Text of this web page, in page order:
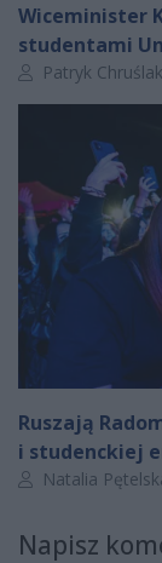
Wiceminister
studentami
Autor artykułu:
Patryk Chruślak
Ruszają
i studenckiej
Autor artykułu:
Natalia
Napisz